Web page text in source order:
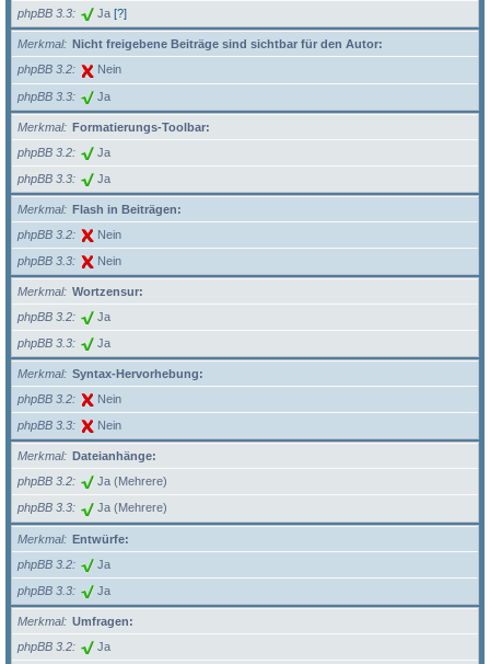
phpBB 3.3 Ja [?]
Merkmal
Nicht freigebene Beiträge sind sichtbar für den Autor:
phpBB 3.2
Nein
phpBB 3.3 Ja
Merkmal
Formatierungs-Toolbar:
phpBB 3.2
Ja
phpBB 3.3 Ja
Merkmal
Flash in Beiträgen:
phpBB 3.2
Nein
phpBB 3.3 Nein
Merkmal
Wortzensur:
phpBB 3.2
Ja
phpBB 3.3 Ja
Merkmal
Syntax-Hervorhebung:
phpBB 3.2
Nein
phpBB 3.3 Nein
Merkmal
Dateianhänge:
phpBB 3.2
Ja (Mehrere)
phpBB 3.3 Ja (Mehrere)
Merkmal
Entwürfe:
phpBB 3.2
Ja
phpBB 3.3 Ja
Merkmal
Umfragen:
phpBB 3.2
Ja